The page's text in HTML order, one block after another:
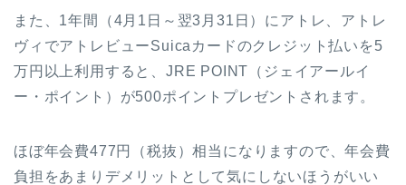
また、1年間（4月1日～翌3月31日）にアトレ、アトレ
ヴィでアトレビューSuicaカードのクレジット払いを5
万円以上利用すると、JRE POINT（ジェイアールイ
ー・ポイント）が500ポイントプレゼントされます。
ほぼ年会費477円（税抜）相当になりますので、年会費
負担をあまりデメリットとして気にしないほうがいい